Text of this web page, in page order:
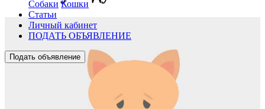
Собаки Кошки
Статьи
Личный кабинет
ПОДАТЬ ОБЪЯВЛЕНИЕ
Подать объявление